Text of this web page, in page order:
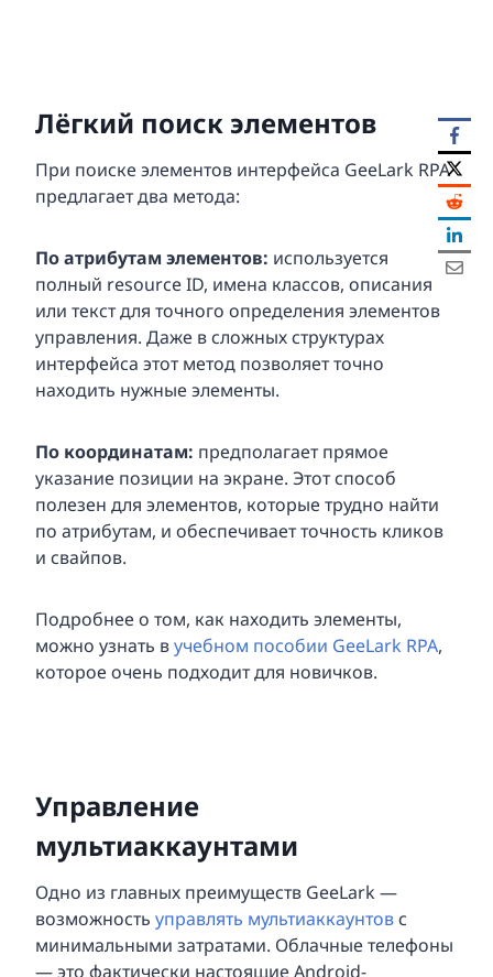
Лёгкий поиск элементов
При поиске элементов интерфейса GeeLark RPA
предлагает два метода:
По атрибутам элементов: используется
полный resource ID, имена классов, описания
или текст для точного определения элементов
управления. Даже в сложных структурах
интерфейса этот метод позволяет точно
находить нужные элементы.
По координатам: предполагает прямое
указание позиции на экране. Этот способ
полезен для элементов, которые трудно найти
по атрибутам, и обеспечивает точность кликов
и свайпов.
Подробнее о том, как находить элементы,
можно узнать вучебном пособии GeeLark RPA,
которое очень подходит для новичков.
Управление
мультиаккаунтами
Одно из главных преимуществ GeeLark —
возможность управлять мультиаккаунтовс
минимальными затратами. Облачные телефоны
— это фактически настоящие Android-